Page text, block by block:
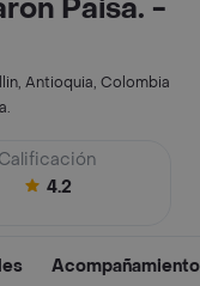
Paisa. -
Antioquia, Colombia
Calificación
4.2